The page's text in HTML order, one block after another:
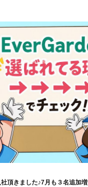
頂きました♪7月も３名追加